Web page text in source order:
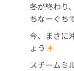
冬が終わり
ちなーぐち
今、まさに
ょう
スチームミ